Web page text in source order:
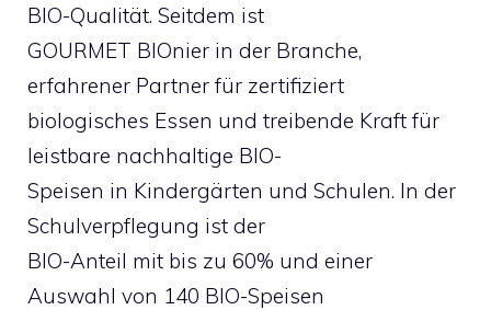
BIO-Qualität. Seitdem ist
GOURMET BIOnier in der Branche,
erfahrener Partner für zertifiziert
biologisches Essen und treibende Kraft für
leistbare nachhaltige BIO-
Speisen in Kindergärten und Schulen. In der
Schulverpflegung ist der
BIO-Anteil mit bis zu 60% und einer
Auswahl von 140 BIO-Speisen